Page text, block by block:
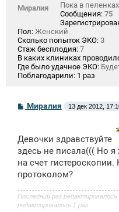
Миралия
Пока в пеленках
Сообщения: 75
Пол: Женский
Сколько попыток ЭКО: 3
Стаж бесплодия: 7
В каких клиниках
Где было удачное ЭКО:
Поблагодарили: 1 раз
С
щ
н
и
Миралия 13 дек 2012,
Девочки здравствуйте
здесь не писала((( Но я
на счет
протоколом?
Последний раз редактировалось
редактировалось 1 раз.